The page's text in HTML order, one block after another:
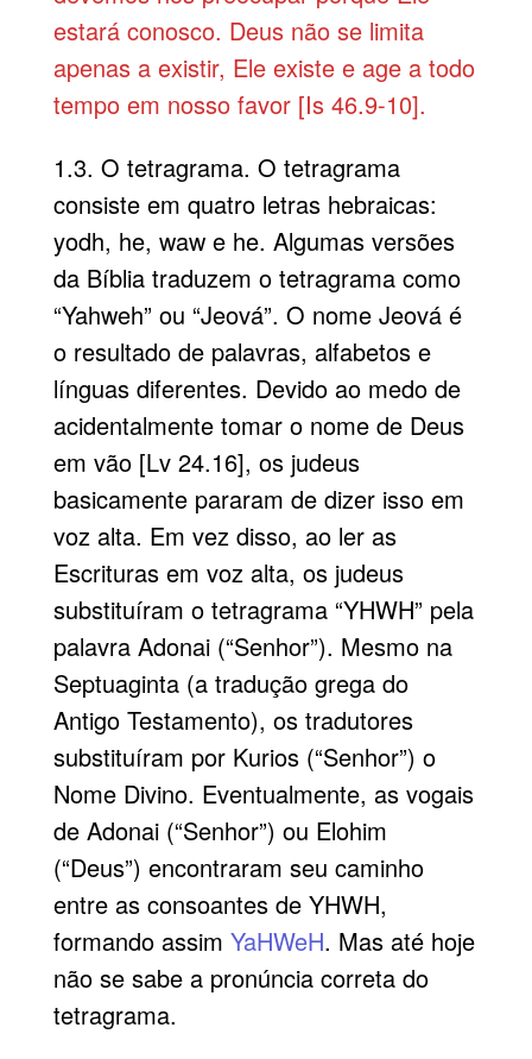
estará conosco. Deus não se limita
apenas a existir, Ele existe e age a todo
tempo em nosso favor [Is 46.9-10].
1.3. O tetragrama. O tetragrama
consiste em quatro letras hebraicas:
yodh, he, waw e he. Algumas versões
da Bíblia traduzem o tetragrama como
“Yahweh” ou “Jeová”. O nome Jeová é
o resultado de palavras, alfabetos e
línguas diferentes. Devido ao medo de
acidentalmente tomar o nome de Deus
em vão [Lv 24.16], os judeus
basicamente pararam de dizer isso em
voz alta. Em vez disso, ao ler as
Escrituras em voz alta, os judeus
substituíram o tetragrama “YHWH” pela
palavra Adonai (“Senhor”). Mesmo na
Septuaginta (a tradução grega do
Antigo Testamento), os tradutores
substituíram por Kurios (“Senhor”) o
Nome Divino. Eventualmente, as vogais
de Adonai (“Senhor”) ou Elohim
(“Deus”) encontraram seu caminho
entre as consoantes de YHWH,
formando assim YaHWeH. Mas até hoje
não se sabe a pronúncia correta do
tetragrama.